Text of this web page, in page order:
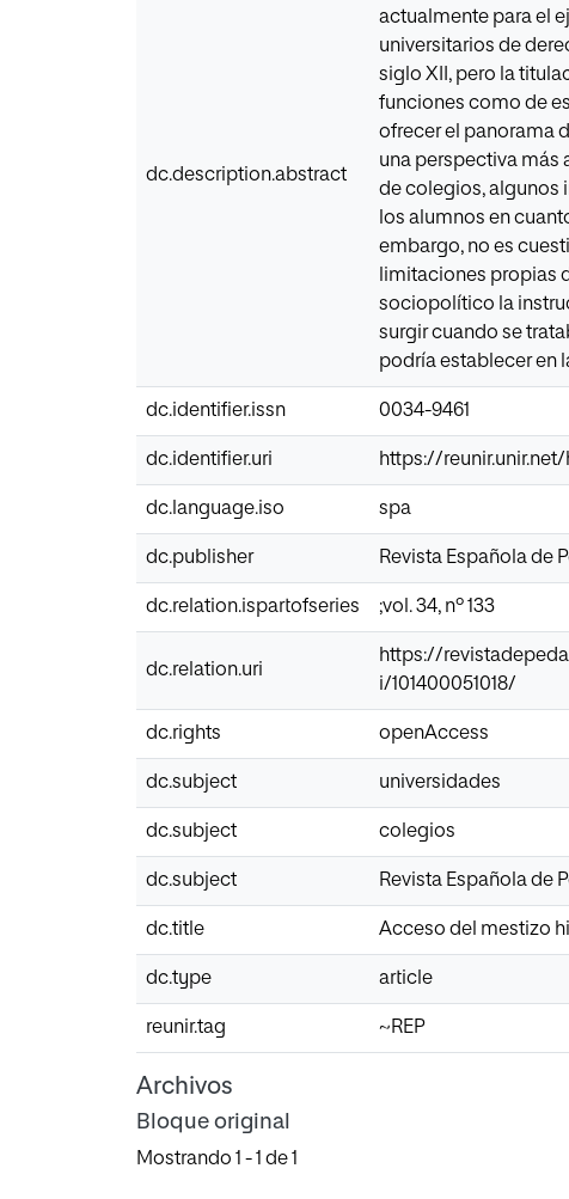
dc.description.abstract
actualmente para el
universitarios de
siglo XII, pero la
funciones como de
ofrecer el panorama
una perspectiva más
de colegios, algunos
los alumnos en
embargo, no es
limitaciones propias
sociopolítico la
surgir cuando se
podría establecer en
dc.identifier.issn 0034-9461
dc.identifier.uri https://
dc.language.iso spa
dc.publisher Revista Española de
dc.relation.ispartofseries ;vol. 34, nº 133
dc.relation.uri
https://
i/101400051018/
dc.rights openAccess
dc.subject universidades
dc.subject colegios
dc.subject Revista Española de
dc.title Acceso del mestizo
dc.type article
reunir.tag ~REP
Archivos
Bloque original
Mostrando 1 - 1 de 1